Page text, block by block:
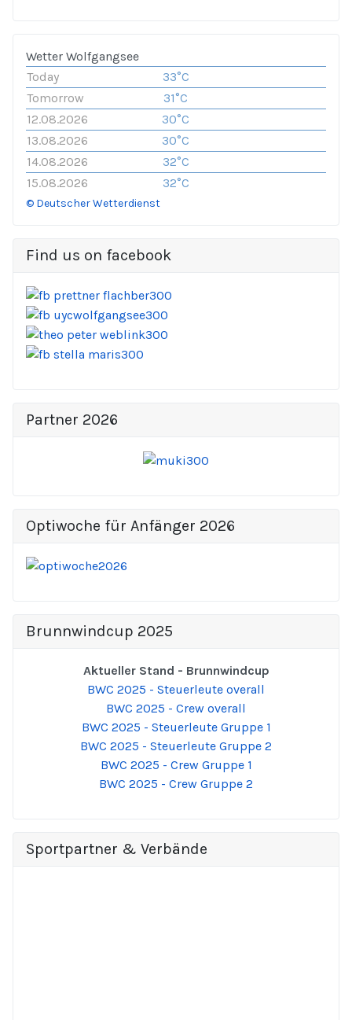
Wetter Wolfgangsee
Today
33°C
Tomorrow
31°C
12.08.2026
30°C
13.08.2026
30°C
14.08.2026
32°C
15.08.2026
32°C
© Deutscher Wetterdienst
Find us on facebook
Partner 2026
Optiwoche für Anfänger 2026
Brunnwindcup 2025
Aktueller Stand - Brunnwindcup
BWC 2025 - Steuerleute overall
BWC 2025 - Crew overall
BWC 2025 - Steuerleute Gruppe 1
BWC 2025 - Steuerleute Gruppe 2
BWC 2025 - Crew Gruppe 1
BWC 2025 - Crew Gruppe 2
Sportpartner & Verbände